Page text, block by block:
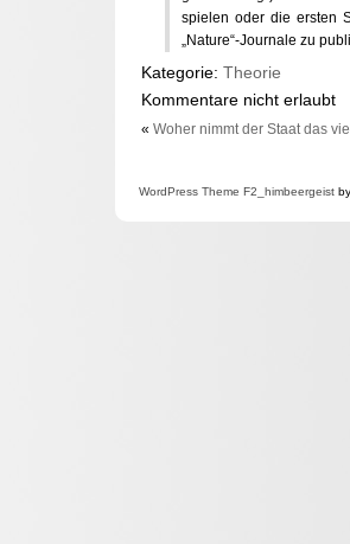
spielen oder die ersten
„Nature“-Journale zu
Kategorie: Theorie
Kommentare nicht erlaubt
« Woher nimmt der Staat das
WordPress Theme F2 _himbeergeist by